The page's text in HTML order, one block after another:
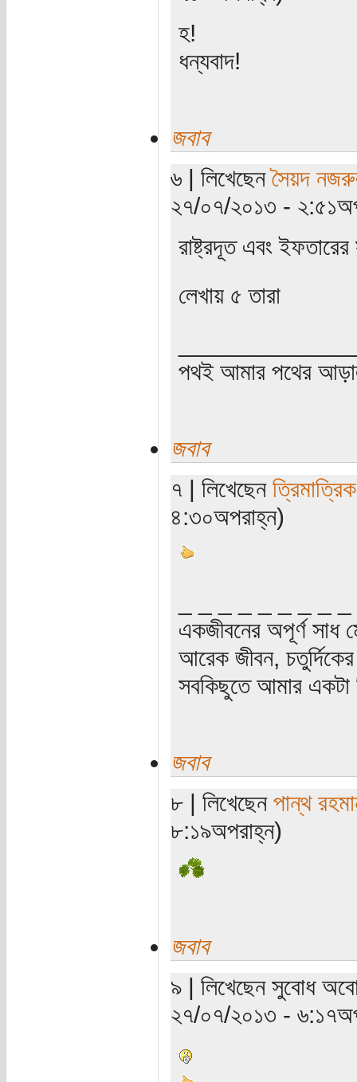
হ!
ধন্যবাদ!
জবাব
৬ | লিখেছেনসৈয়দ
২৭/০৭/২০১৩ -
রাষ্ট্রদূত এবং ইফতারের
লেখায় ৫ তারা
পথই আমার পথের
জবাব
৭ | লিখেছেন
৪:৩০অপরাহ্ন)
একজীবনের অপূর্ণ সাধ
আরেক জীবন, চতুর্দিকের
সবকিছুতে আমার একটা
জবাব
৮ | লিখেছেন পান্থ
৮:১৯অপরাহ্ন)
জবাব
৯ | লিখেছেন সুবোধ
২৭/০৭/২০১৩ -